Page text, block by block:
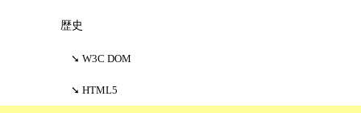
歴史
W3C DOM
HTML5